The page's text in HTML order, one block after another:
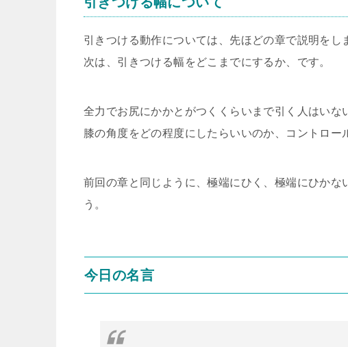
引きつける動作については、先ほどの章で説明をし
次は、引きつける幅をどこまでにするか、です。
全力でお尻にかかとがつくくらいまで引く人はいな
膝の角度をどの程度にしたらいいのか、コントロー
前回の章と同じように、極端にひく、極端にひか
う。
今日の名言